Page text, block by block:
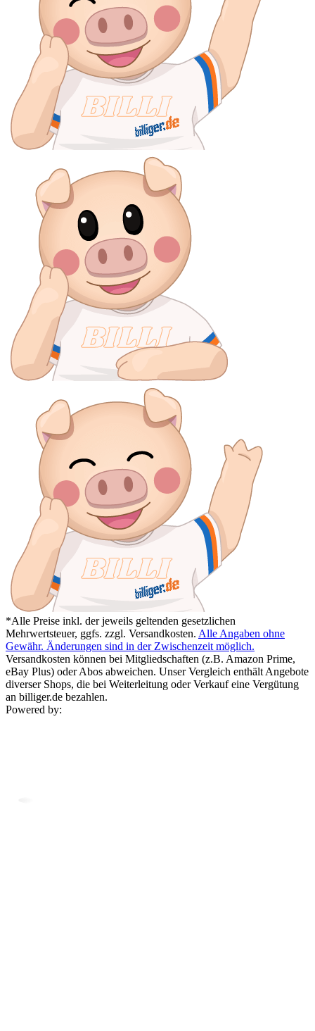
*Alle Preise inkl. der jeweils geltenden gesetzlichen
Mehrwertsteuer, ggfs. zzgl. Versandkosten. Alle Angaben ohne
Gewähr. Änderungen sind in der Zwischenzeit möglich.
Versandkosten können bei Mitgliedschaften (z.B. Amazon Prime,
eBay Plus) oder Abos abweichen. Unser Vergleich enthält Angebote
diverser Shops, die bei Weiterleitung oder Verkauf eine Vergütung
an billiger.de bezahlen.
Powered by: